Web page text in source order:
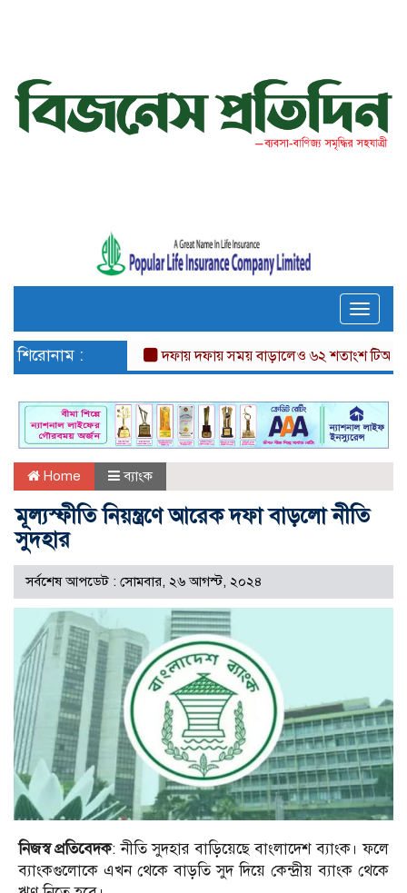
Toggle
শিরোনাম : দফায় দফায় সময় বাড়ালেও ৬২ শতাংশ টিআইএনধারী
Home ব্যাংক
মূল্যস্ফীতি নিয়ন্ত্রণে আরেক দফা বাড়লো নীতি
সুদহার
সর্বশেষ আপডেট : সোমবার, ২৬ আগস্ট, ২০২৪
নিজস্ব প্রতিবেদক: নীতি সুদহার বাড়িয়েছে বাংলাদেশ ব্যাংক। ফলে
ব্যাংকগুলোকে এখন থেকে বাড়তি সুদ দিয়ে কেন্দ্রীয় ব্যাংক থেকে